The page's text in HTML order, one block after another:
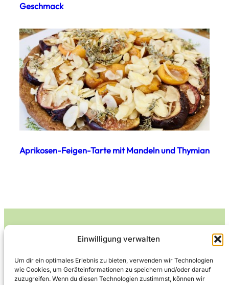
Einwilligung verwalten
Um dir ein optimales Erlebnis zu bieten, verwenden wir Technologien
wie Cookies, um Geräteinformationen zu speichern und/oder darauf
zuzugreifen. Wenn du diesen Technologien zustimmst, können wir
Geschmack
Aprikosen-Feigen-Tarte mit Mandeln und Thymian
Leckerlife
Lecker essen – gesund leben.